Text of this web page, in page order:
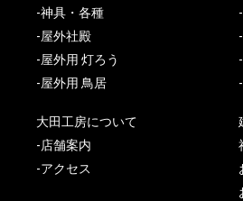
-神具・各種
-屋外社殿
-屋外用 灯ろう
-屋外用 鳥居
大田工房について
-店舗案内
-アクセス